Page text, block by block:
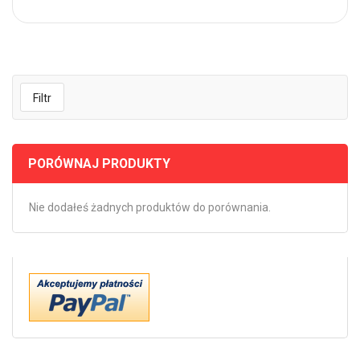
Filtr
PORÓWNAJ PRODUKTY
Nie dodałeś żadnych produktów do porównania.